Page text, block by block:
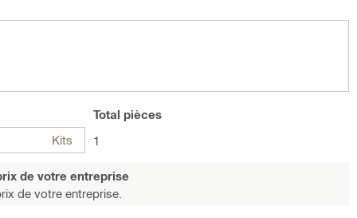
Kits
Total pièces
1
de votre entreprise
de votre entreprise.